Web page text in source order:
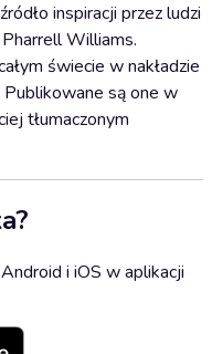
inspiracji przez ludzi
Williams.
świecie w nakładzie
są one w
tłumaczonym
i iOS w aplikacji